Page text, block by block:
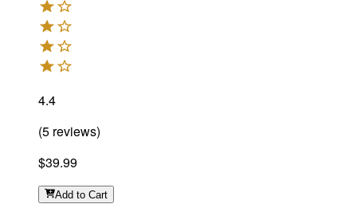
4.4
(5 reviews)
$39.99
Add to Cart